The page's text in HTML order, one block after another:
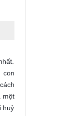
con
một
huỷ